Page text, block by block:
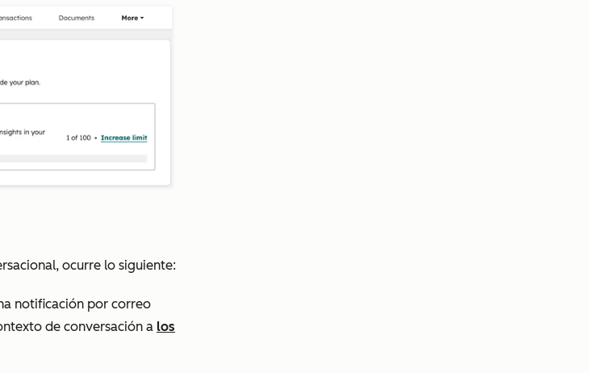
ocurre lo siguiente:
notificación por correo
de conversación a los